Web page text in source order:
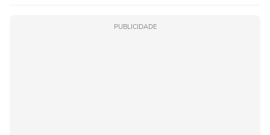
PUBLICIDADE